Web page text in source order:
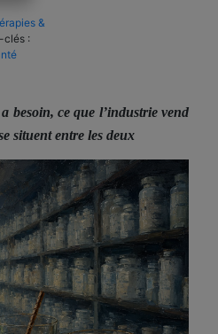
&
clés :
besoin, ce que l’industrie vend
situent entre les deux